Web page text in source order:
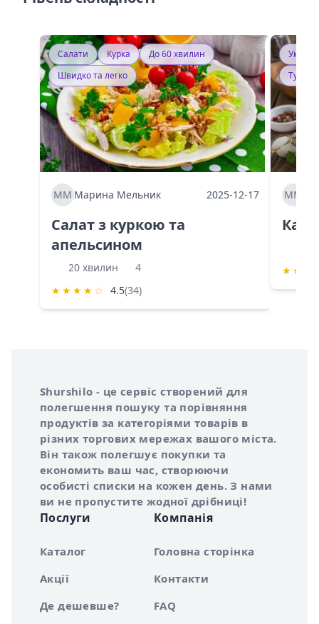
Салати Курка
До 60 хвилин
Швидко та легко
ММ Марина Мельник 2025-12-17
Салат з куркою та
апельсином
20 хвилин
4
★ ★ ★ ★ ☆ 4.5(34)
ММ
★ ★
Про сервіс Shurshilo
Shurshilo - це сервіс створений для
полегшення пошуку та порівняння
продуктів за категоріями товарів в
різних торгових мережах вашого міста.
Він також полегшує покупки та
економить ваш час, створюючи
особисті списки на кожен день. З нами
ви не пропустите жодної дрібниці!
Послуги
Каталог
Акції
Де дешевше?
Компанія
Головна сторінка
Контакти
FAQ